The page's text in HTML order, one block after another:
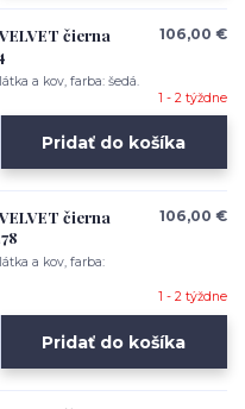
čierna
a kov, farba: šedá.
106,00 €
1 - 2 týždne
Pridať do košíka
čierna
a kov, farba:
106,00 €
1 - 2 týždne
Pridať do košíka